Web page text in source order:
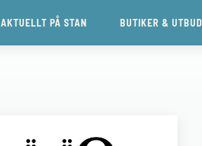
AKTUELLT PÅ STAN BUTIKER & UTBUD